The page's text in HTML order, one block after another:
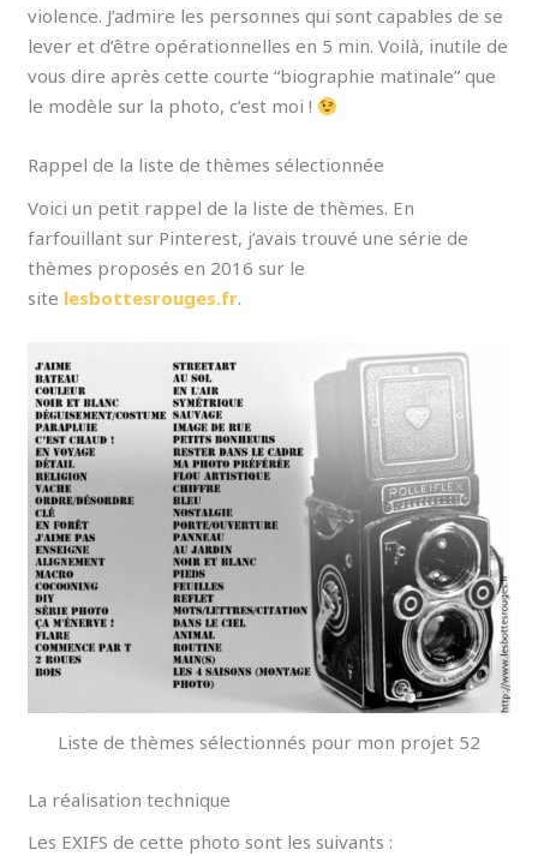
violence. J’admire les personnes qui sont capables de se
lever et d’être opérationnelles en 5 min. Voilà, inutile de
vous dire après cette courte “biographie matinale” que
le modèle sur la photo, c’est moi !
Rappel de la liste de thèmes sélectionnée
Voici un petit rappel de la liste de thèmes. En
farfouillant sur Pinterest, j’avais trouvé une série de
thèmes proposés en 2016 sur le
site lesbottesrouges.fr.
Liste de thèmes sélectionnés pour mon projet 52
La réalisation technique
Les EXIFS de cette photo sont les suivants :